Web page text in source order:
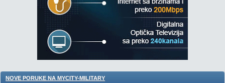
NOVE PORUKE NA MYCITY-MILITARY